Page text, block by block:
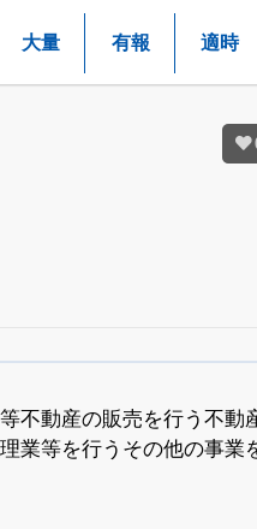
大量 有報 適時
不動産の販売を行う不動
業等を行うその他の事業